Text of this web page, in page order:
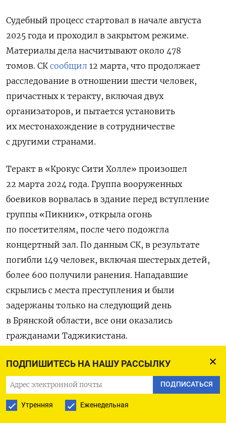
ПОДПИШИТЕСЬ НА НАШУ РАССЫЛКУ
ПОДПИСАТЬСЯ
Утренняя Еженедельная
Судебный процесс стартовал в начале августа
2025 года и проходил в закрытом режиме.
Материалы дела насчитывают около 478
томов. СК сообщил 12 марта, что продолжает
расследование в отношении шести человек,
причастных к теракту, включая двух
организаторов, и пытается установить
их местонахождение в сотрудничестве
с другими странами.
Теракт в «Крокус Сити Холле» произошел
22 марта 2024 года. Группа вооруженных
боевиков ворвалась в здание перед вступление
группы «Пикник», открыла огонь
по посетителям, после чего подожгла
концертный зал. По данным СК, в результате
погибли 149 человек, включая шестерых детей,
более 600 получили ранения. Нападавшие
скрылись с места преступления и были
задержаны только на следующий день
в Брянской области, все они оказались
гражданами Таджикистана.
Ответственность за теракт взяла на себя
афганская ячейка террористической
организации «Исламское государство» «Вилаят
Хорасан». Следствие при этом заявило, что